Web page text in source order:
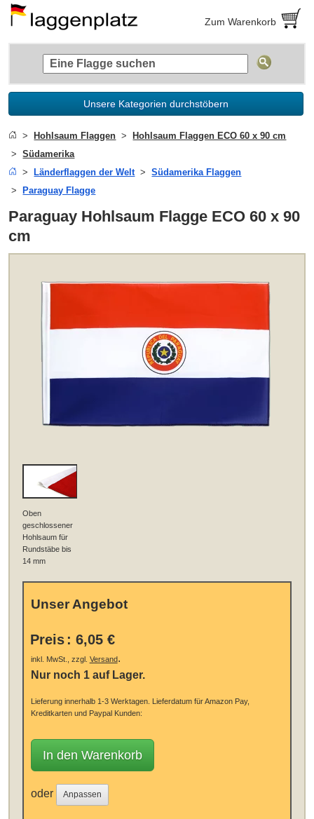
Zum Warenkorb
Unsere Kategorien durchstöbern
Hohlsaum Flaggen
Hohlsaum Flaggen ECO 60 x 90 cm
Südamerika
Länderflaggen der Welt
Südamerika Flaggen
Paraguay Flagge
Paraguay Hohlsaum Flagge ECO 60 x 90
cm
Oben
geschlossener
Hohlsaum für
Rundstäbe bis
14 mm
Unser Angebot
Preis : 6,05 €
inkl. MwSt., zzgl. Versand.
Nur noch 1 auf Lager.
Lieferung innerhalb 1-3 Werktagen. Lieferdatum für Amazon Pay,
Kreditkarten und Paypal Kunden:
In den Warenkorb
oder Anpassen